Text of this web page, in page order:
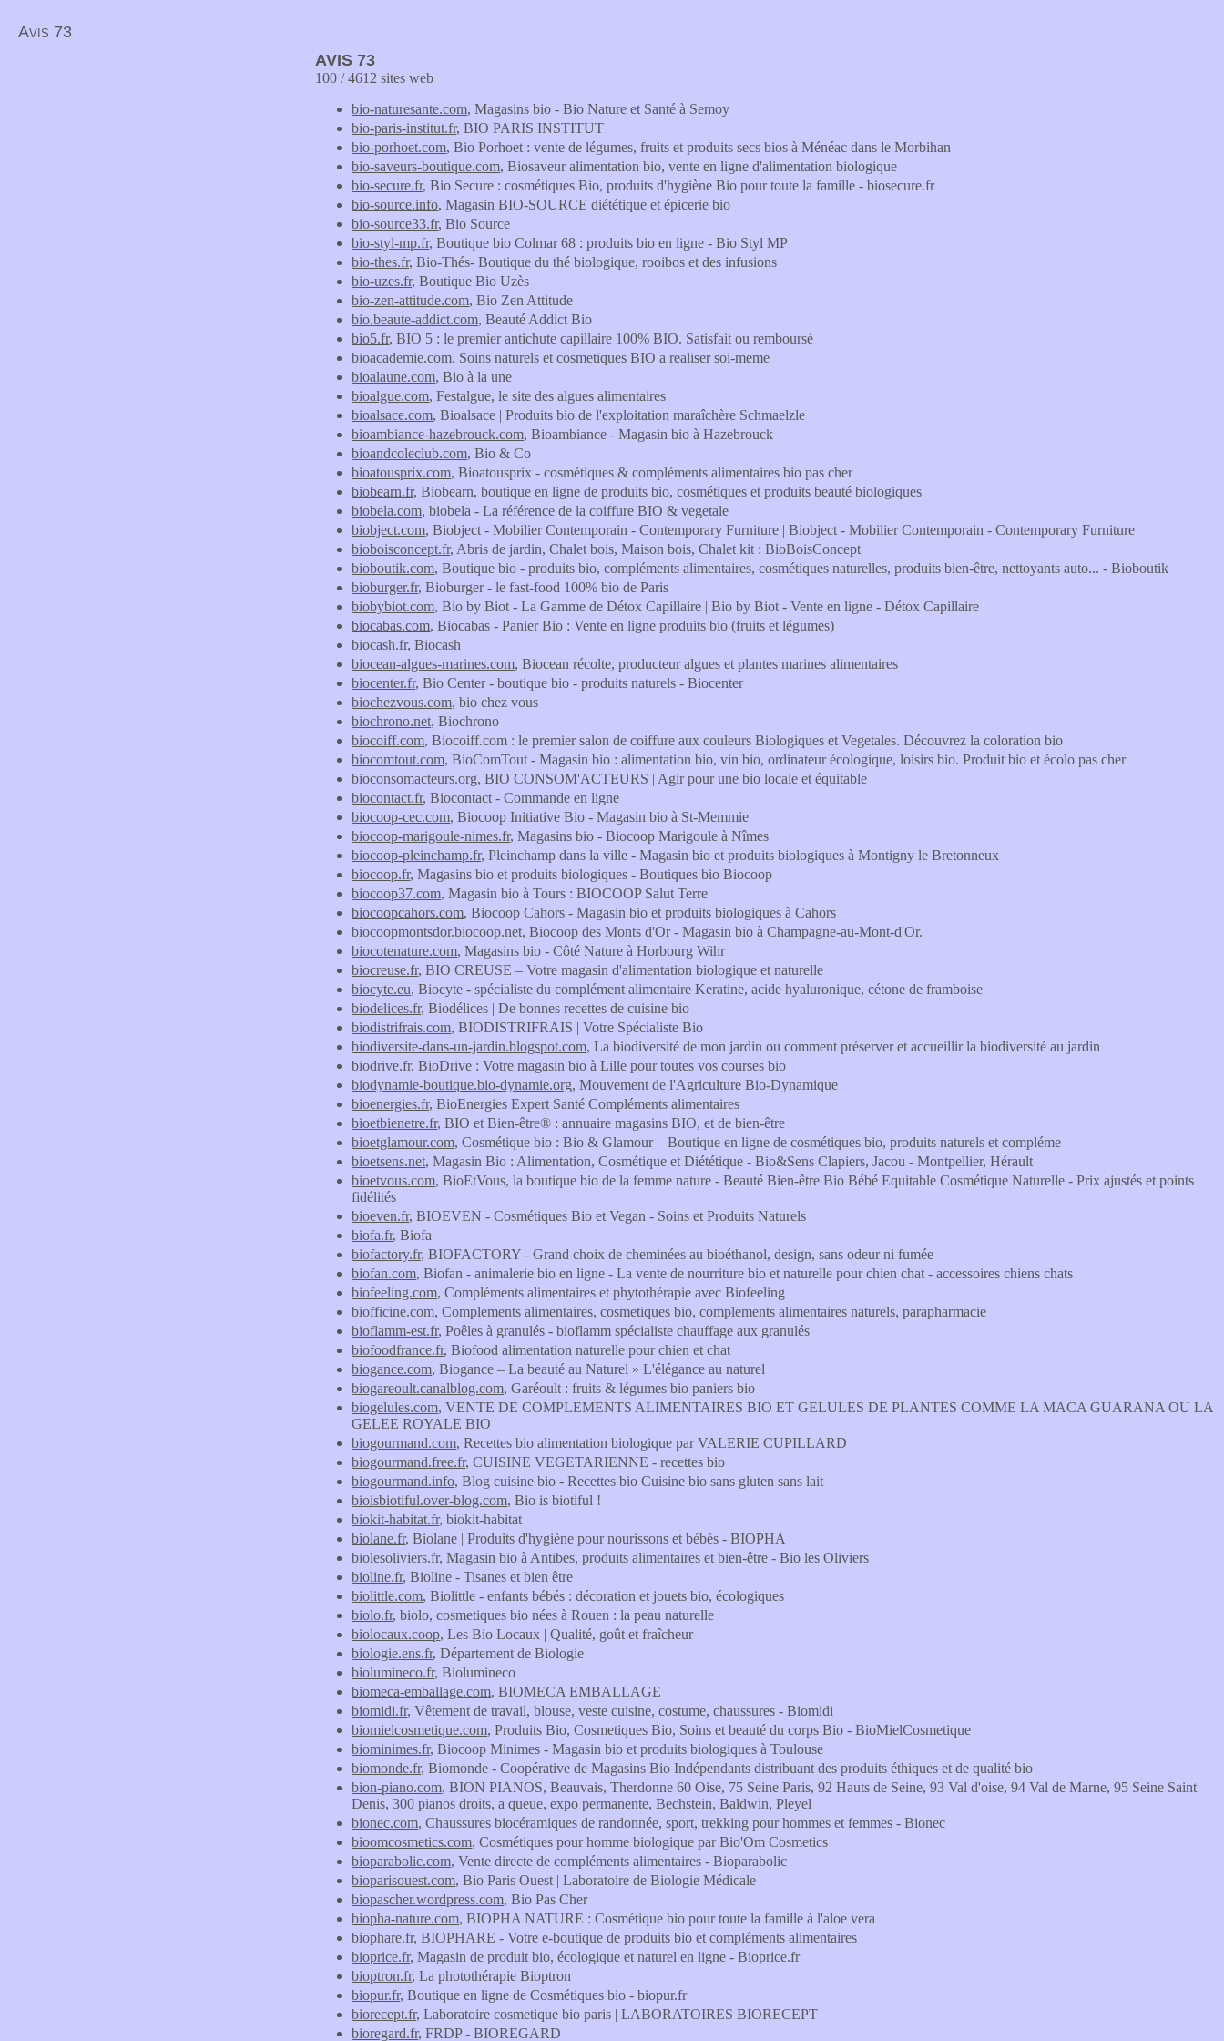
Avis 73
AVIS 73
100 / 4612 sites web
bio-naturesante.com, Magasins bio - Bio Nature et Santé à Semoy
bio-paris-institut.fr, BIO PARIS INSTITUT
bio-porhoet.com, Bio Porhoet : vente de légumes, fruits et produits secs bios à Ménéac dans le Morbihan
bio-saveurs-boutique.com, Biosaveur alimentation bio, vente en ligne d'alimentation biologique
bio-secure.fr, Bio Secure : cosmétiques Bio, produits d'hygiène Bio pour toute la famille - biosecure.fr
bio-source.info, Magasin BIO-SOURCE diététique et épicerie bio
bio-source33.fr, Bio Source
bio-styl-mp.fr, Boutique bio Colmar 68 : produits bio en ligne - Bio Styl MP
bio-thes.fr, Bio-Thés- Boutique du thé biologique, rooibos et des infusions
bio-uzes.fr, Boutique Bio Uzès
bio-zen-attitude.com, Bio Zen Attitude
bio.beaute-addict.com, Beauté Addict Bio
bio5.fr, BIO 5 : le premier antichute capillaire 100% BIO. Satisfait ou remboursé
bioacademie.com, Soins naturels et cosmetiques BIO a realiser soi-meme
bioalaune.com, Bio à la une
bioalgue.com, Festalgue, le site des algues alimentaires
bioalsace.com, Bioalsace | Produits bio de l'exploitation maraîchère Schmaelzle
bioambiance-hazebrouck.com, Bioambiance - Magasin bio à Hazebrouck
bioandcoleclub.com, Bio & Co
bioatousprix.com, Bioatousprix - cosmétiques & compléments alimentaires bio pas cher
biobearn.fr, Biobearn, boutique en ligne de produits bio, cosmétiques et produits beauté biologiques
biobela.com, biobela - La référence de la coiffure BIO & vegetale
biobject.com, Biobject - Mobilier Contemporain - Contemporary Furniture | Biobject - Mobilier Contemporain - Contemporary Furniture
bioboisconcept.fr, Abris de jardin, Chalet bois, Maison bois, Chalet kit : BioBoisConcept
bioboutik.com, Boutique bio - produits bio, compléments alimentaires, cosmétiques naturelles, produits bien-être, nettoyants auto... - Bioboutik
bioburger.fr, Bioburger - le fast-food 100% bio de Paris
biobybiot.com, Bio by Biot - La Gamme de Détox Capillaire | Bio by Biot - Vente en ligne - Détox Capillaire
biocabas.com, Biocabas - Panier Bio : Vente en ligne produits bio (fruits et légumes)
biocash.fr, Biocash
biocean-algues-marines.com, Biocean récolte, producteur algues et plantes marines alimentaires
biocenter.fr, Bio Center - boutique bio - produits naturels - Biocenter
biochezvous.com, bio chez vous
biochrono.net, Biochrono
biocoiff.com, Biocoiff.com : le premier salon de coiffure aux couleurs Biologiques et Vegetales. Découvrez la coloration bio
biocomtout.com, BioComTout - Magasin bio : alimentation bio, vin bio, ordinateur écologique, loisirs bio. Produit bio et écolo pas cher
bioconsomacteurs.org, BIO CONSOM'ACTEURS | Agir pour une bio locale et équitable
biocontact.fr, Biocontact - Commande en ligne
biocoop-cec.com, Biocoop Initiative Bio - Magasin bio à St-Memmie
biocoop-marigoule-nimes.fr, Magasins bio - Biocoop Marigoule à Nîmes
biocoop-pleinchamp.fr, Pleinchamp dans la ville - Magasin bio et produits biologiques à Montigny le Bretonneux
biocoop.fr, Magasins bio et produits biologiques - Boutiques bio Biocoop
biocoop37.com, Magasin bio à Tours : BIOCOOP Salut Terre
biocoopcahors.com, Biocoop Cahors - Magasin bio et produits biologiques à Cahors
biocoopmontsdor.biocoop.net, Biocoop des Monts d'Or - Magasin bio à Champagne-au-Mont-d'Or.
biocotenature.com, Magasins bio - Côté Nature à Horbourg Wihr
biocreuse.fr, BIO CREUSE – Votre magasin d'alimentation biologique et naturelle
biocyte.eu, Biocyte - spécialiste du complément alimentaire Keratine, acide hyaluronique, cétone de framboise
biodelices.fr, Biodélices | De bonnes recettes de cuisine bio
biodistrifrais.com, BIODISTRIFRAIS | Votre Spécialiste Bio
biodiversite-dans-un-jardin.blogspot.com, La biodiversité de mon jardin ou comment préserver et accueillir la biodiversité au jardin
biodrive.fr, BioDrive : Votre magasin bio à Lille pour toutes vos courses bio
biodynamie-boutique.bio-dynamie.org, Mouvement de l'Agriculture Bio-Dynamique
bioenergies.fr, BioEnergies Expert Santé Compléments alimentaires
bioetbienetre.fr, BIO et Bien-être® : annuaire magasins BIO, et de bien-être
bioetglamour.com, Cosmétique bio : Bio & Glamour – Boutique en ligne de cosmétiques bio, produits naturels et compléme
bioetsens.net, Magasin Bio : Alimentation, Cosmétique et Diététique - Bio&Sens Clapiers, Jacou - Montpellier, Hérault
bioetvous.com, BioEtVous, la boutique bio de la femme nature - Beauté Bien-être Bio Bébé Equitable Cosmétique Naturelle - Prix ajustés et points
fidélités
bioeven.fr, BIOEVEN - Cosmétiques Bio et Vegan - Soins et Produits Naturels
biofa.fr, Biofa
biofactory.fr, BIOFACTORY - Grand choix de cheminées au bioéthanol, design, sans odeur ni fumée
biofan.com, Biofan - animalerie bio en ligne - La vente de nourriture bio et naturelle pour chien chat - accessoires chiens chats
biofeeling.com, Compléments alimentaires et phytothérapie avec Biofeeling
biofficine.com, Complements alimentaires, cosmetiques bio, complements alimentaires naturels, parapharmacie
bioflamm-est.fr, Poêles à granulés - bioflamm spécialiste chauffage aux granulés
biofoodfrance.fr, Biofood alimentation naturelle pour chien et chat
biogance.com, Biogance – La beauté au Naturel » L'élégance au naturel
biogareoult.canalblog.com, Garéoult : fruits & légumes bio paniers bio
biogelules.com, VENTE DE COMPLEMENTS ALIMENTAIRES BIO ET GELULES DE PLANTES COMME LA MACA GUARANA OU LA
GELEE ROYALE BIO
biogourmand.com, Recettes bio alimentation biologique par VALERIE CUPILLARD
biogourmand.free.fr, CUISINE VEGETARIENNE - recettes bio
biogourmand.info, Blog cuisine bio - Recettes bio Cuisine bio sans gluten sans lait
bioisbiotiful.over-blog.com, Bio is biotiful !
biokit-habitat.fr, biokit-habitat
biolane.fr, Biolane | Produits d'hygiène pour nourissons et bébés - BIOPHA
biolesoliviers.fr, Magasin bio à Antibes, produits alimentaires et bien-être - Bio les Oliviers
bioline.fr, Bioline - Tisanes et bien être
biolittle.com, Biolittle - enfants bébés : décoration et jouets bio, écologiques
biolo.fr, biolo, cosmetiques bio nées à Rouen : la peau naturelle
biolocaux.coop, Les Bio Locaux | Qualité, goût et fraîcheur
biologie.ens.fr, Département de Biologie
biolumineco.fr, Biolumineco
biomeca-emballage.com, BIOMECA EMBALLAGE
biomidi.fr, Vêtement de travail, blouse, veste cuisine, costume, chaussures - Biomidi
biomielcosmetique.com, Produits Bio, Cosmetiques Bio, Soins et beauté du corps Bio - BioMielCosmetique
biominimes.fr, Biocoop Minimes - Magasin bio et produits biologiques à Toulouse
biomonde.fr, Biomonde - Coopérative de Magasins Bio Indépendants distribuant des produits éthiques et de qualité bio
bion-piano.com, BION PIANOS, Beauvais, Therdonne 60 Oise, 75 Seine Paris, 92 Hauts de Seine, 93 Val d'oise, 94 Val de Marne, 95 Seine Saint
Denis, 300 pianos droits, a queue, expo permanente, Bechstein, Baldwin, Pleyel
bionec.com, Chaussures biocéramiques de randonnée, sport, trekking pour hommes et femmes - Bionec
bioomcosmetics.com, Cosmétiques pour homme biologique par Bio'Om Cosmetics
bioparabolic.com, Vente directe de compléments alimentaires - Bioparabolic
bioparisouest.com, Bio Paris Ouest | Laboratoire de Biologie Médicale
biopascher.wordpress.com, Bio Pas Cher
biopha-nature.com, BIOPHA NATURE : Cosmétique bio pour toute la famille à l'aloe vera
biophare.fr, BIOPHARE - Votre e-boutique de produits bio et compléments alimentaires
bioprice.fr, Magasin de produit bio, écologique et naturel en ligne - Bioprice.fr
bioptron.fr, La photothérapie Bioptron
biopur.fr, Boutique en ligne de Cosmétiques bio - biopur.fr
biorecept.fr, Laboratoire cosmetique bio paris | LABORATOIRES BIORECEPT
bioregard.fr, FRDP - BIOREGARD